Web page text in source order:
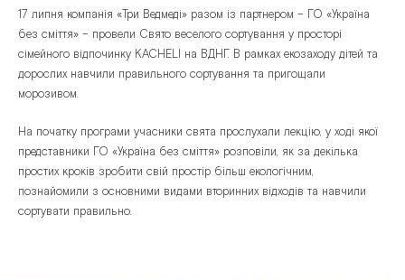
17 липня компанія «Три Ведмеді» разом із партнером – ГО «Україна
без сміття» – провели Свято веселого сортування у просторі
сімейного відпочинку KACHELI на ВДНГ. В рамках екозаходу дітей та
дорослих навчили правильного сортування та пригощали
морозивом.
На початку програми учасники свята прослухали лекцію, у ході якої
представники ГО «Україна без сміття» розповіли, як за декілька
простих кроків зробити свій простір більш екологічним,
познайомили з основними видами вторинних відходів та навчили
сортувати правильно.